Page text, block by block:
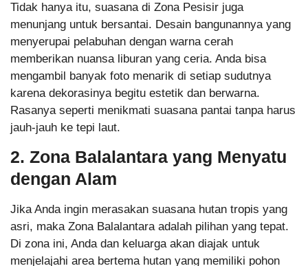
Tidak hanya itu, suasana di Zona Pesisir juga
menunjang untuk bersantai. Desain bangunannya yang
menyerupai pelabuhan dengan warna cerah
memberikan nuansa liburan yang ceria. Anda bisa
mengambil banyak foto menarik di setiap sudutnya
karena dekorasinya begitu estetik dan berwarna.
Rasanya seperti menikmati suasana pantai tanpa harus
jauh-jauh ke tepi laut.
2. Zona Balalantara yang Menyatu
dengan Alam
Jika Anda ingin merasakan suasana hutan tropis yang
asri, maka Zona Balalantara adalah pilihan yang tepat.
Di zona ini, Anda dan keluarga akan diajak untuk
menjelajahi area bertema hutan yang memiliki pohon